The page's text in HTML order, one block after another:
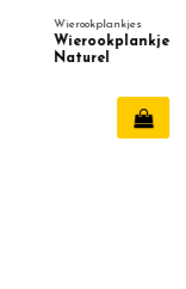
Wierookplankjes
Wierookplankje
Naturel